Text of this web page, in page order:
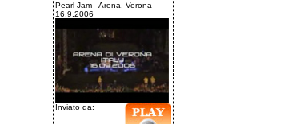
Pearl Jam - Arena, Verona
16.9.2006
Inviato da: